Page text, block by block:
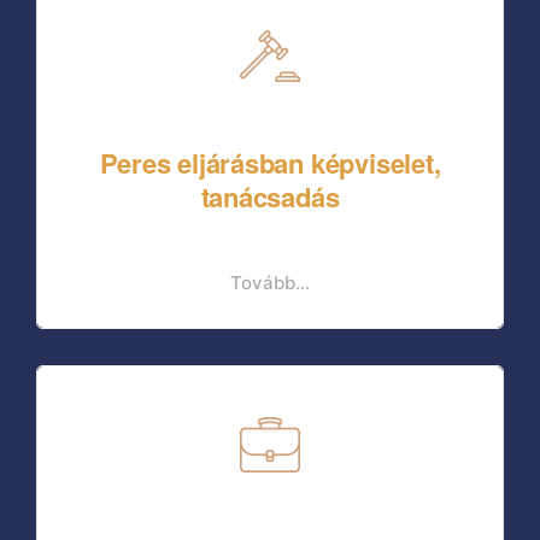
Peres eljárásban képviselet,
tanácsadás
Tovább...